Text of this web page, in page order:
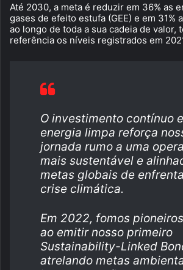
Até 2030, a meta é reduzir em 36% as
gases de efeito estufa (GEE) e em 31%
ao longo de toda a sua cadeia de valor,
referência os níveis registrados em
O investimento contínuo
energia limpa reforça
jornada rumo a uma
mais sustentável e
metas globais de
crise climática.
Em 2022, fomos
ao emitir nosso primeiro
Sustainability-Linked
atrelando metas